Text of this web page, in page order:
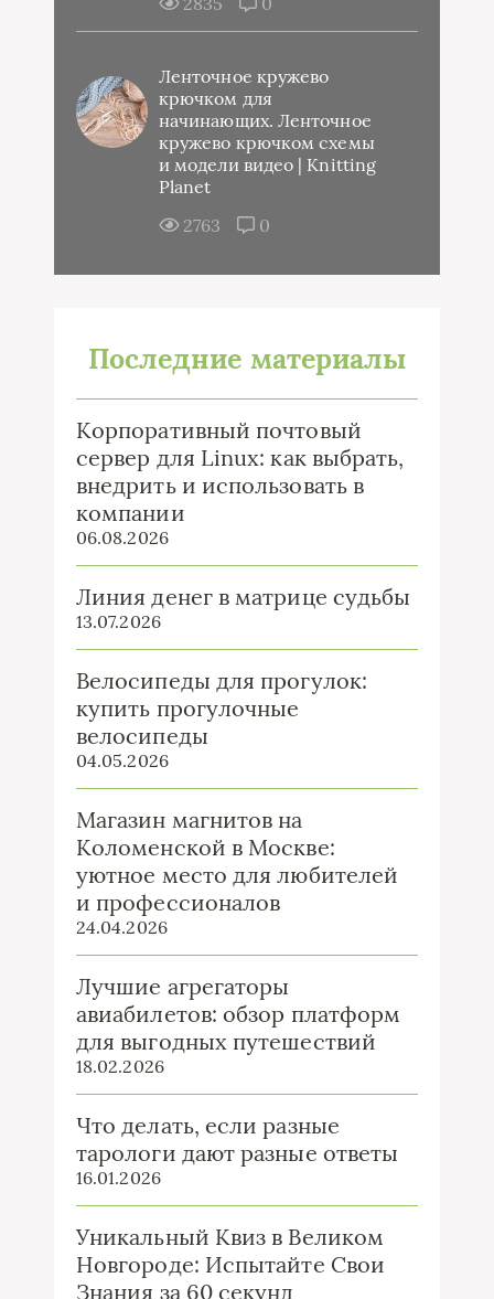
Ленточное кружево
крючком для
начинающих. Ленточное
кружево крючком схемы
и модели видео | Knitting
Planet
2763
0
Последние материалы
Корпоративный почтовый
сервер для Linux: как выбрать,
внедрить и использовать в
компании
06.08.2026
Линия денег в матрице судьбы
13.07.2026
Велосипеды для прогулок:
купить прогулочные
велосипеды
04.05.2026
Магазин магнитов на
Коломенской в Москве:
уютное место для любителей
и профессионалов
24.04.2026
Лучшие агрегаторы
авиабилетов: обзор платформ
для выгодных путешествий
18.02.2026
Что делать, если разные
тарологи дают разные ответы
16.01.2026
Уникальный Квиз в Великом
Новгороде: Испытайте Свои
Знания за 60 секунд